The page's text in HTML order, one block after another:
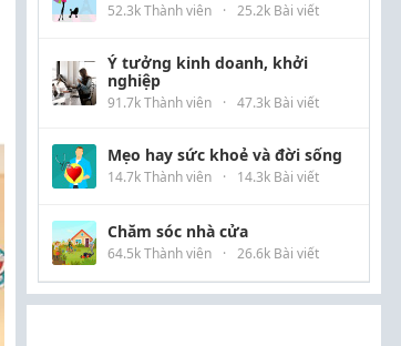
52.3k Thành viên · 25.2k Bài viết
Ý tưởng kinh doanh, khởi
nghiệp
91.7k Thành viên · 47.3k Bài viết
Mẹo hay sức khoẻ và đời sống
14.7k Thành viên · 14.3k Bài viết
Chăm sóc nhà cửa
64.5k Thành viên · 26.6k Bài viết